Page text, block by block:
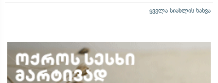
ყველა სიახლის ნახვა